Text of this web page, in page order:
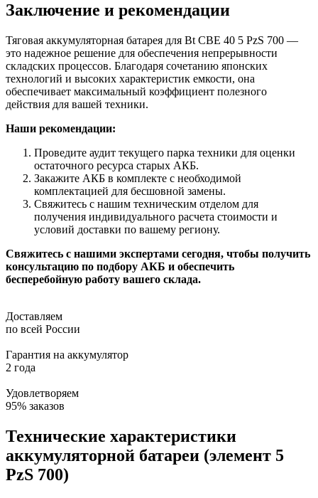
Заключение и рекомендации
Тяговая аккумуляторная батарея для Bt CBE 40 5 PzS 700 —
это надежное решение для обеспечения непрерывности
складских процессов. Благодаря сочетанию японских
технологий и высоких характеристик емкости, она
обеспечивает максимальный коэффициент полезного
действия для вашей техники.
Наши рекомендации:
Проведите аудит текущего парка техники для оценки
остаточного ресурса старых АКБ.
Закажите АКБ в комплекте с необходимой
комплектацией для бесшовной замены.
Свяжитесь с нашим техническим отделом для
получения индивидуального расчета стоимости и
условий доставки по вашему региону.
Свяжитесь с нашими экспертами сегодня, чтобы получить
консультацию по подбору АКБ и обеспечить
бесперебойную работу вашего склада.
Доставляем
по всей России
Гарантия на аккумулятор
2 года
Удовлетворяем
95% заказов
Технические характеристики
аккумуляторной батареи (элемент 5
PzS 700)